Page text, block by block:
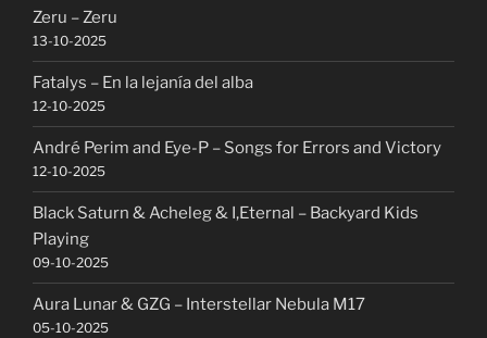
Zeru – Zeru
13-10-2025
Fatalys – En la lejanía del alba
12-10-2025
André Perim and Eye-P – Songs for Errors and Victory
12-10-2025
Black Saturn & Acheleg & I,Eternal – Backyard Kids
Playing
09-10-2025
Aura Lunar & GZG – Interstellar Nebula M17
05-10-2025